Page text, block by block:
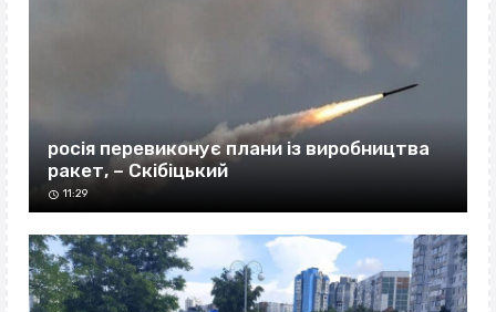
росія перевиконує плани із виробництва
ракет, – Скібіцький
11:29